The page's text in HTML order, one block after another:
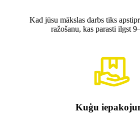
Kad jūsu mākslas darbs tiks
ražošanu, kas parasti ilgst
Kuģu